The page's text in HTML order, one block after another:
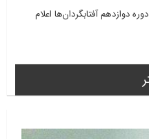
دوازدهم آفتابگردان‌ها اعلام